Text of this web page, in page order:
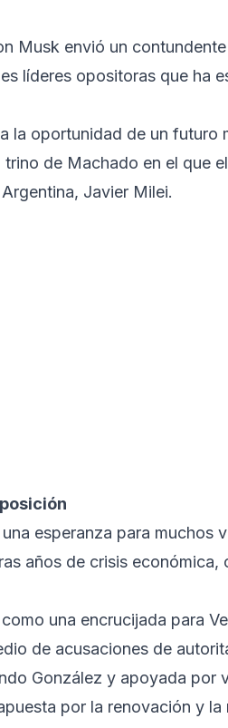
Musk envió un
líderes opositoras que ha
la oportunidad de un futuro
de Machado en el que
Javier Milei.
esperanza para muchos
años de crisis
una encrucijada para
de acusaciones de
González y apoyada por
por la renovación y la